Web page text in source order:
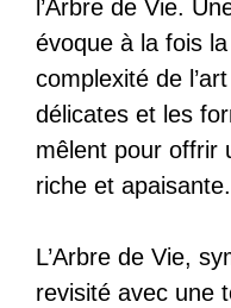
l’Arbre de Vie.
évoque à la fois
complexité de
délicates et les
mêlent pour offrir
riche et apaisante.
L’Arbre de Vie,
revisité avec une